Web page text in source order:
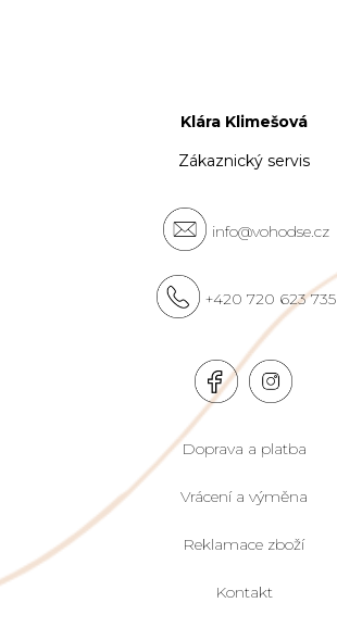
Klára Klimešová
Zákaznický servis
info@vohodse.cz
+420 720 623 735
Doprava a platba
Vrácení a výměna
Reklamace zboží
Kontakt